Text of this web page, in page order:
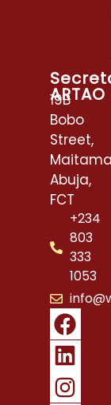
ARTAO
19B
Bobo
Street,
Abuja,
FCT
+234
803
333
1053